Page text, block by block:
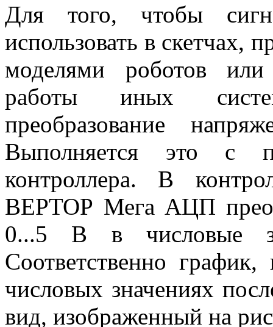
Для того, чтобы
использовать в скетчах,
моделями роботов или
работы иных
преобразование
Выполняется это с
контроллера. В
ВЕРТОР Мега АЦП
0...5 В в числовые
Соответственно
числовых значениях
вид, изображенный на